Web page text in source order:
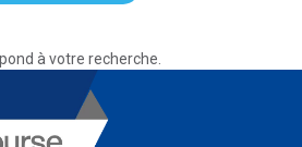
à votre recherche.